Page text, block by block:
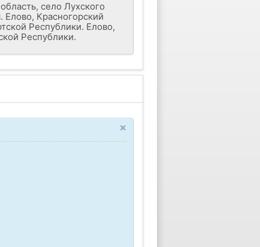
село Лухского
Елово, Красногорский
Республики. Елово,
Республики.
×